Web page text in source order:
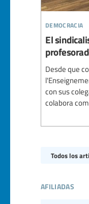
democracia
El
Desde que
con sus
colabora
Todos los
afiliadas